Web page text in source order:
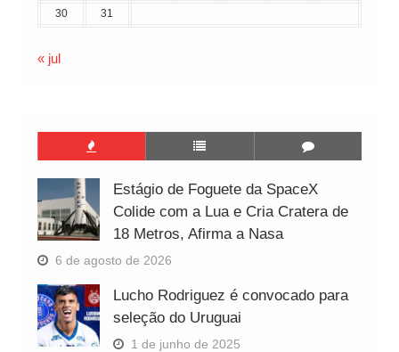
30
31
« jul
Estágio de Foguete da SpaceX
Colide com a Lua e Cria Cratera de
18 Metros, Afirma a Nasa
6 de agosto de 2026
Lucho Rodriguez é convocado para
seleção do Uruguai
1 de junho de 2025